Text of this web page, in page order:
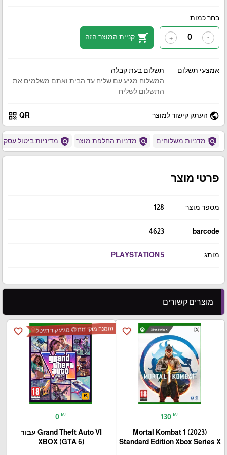
בחר כמות
-
+
shopping_cart קניית המוצר הזה
אמצעי תשלום
תשלום בעת קבלה
המשלוח מגיע עם שליח עד הבית ואתם משלמים את
התשלום לשליח
public העתק קישור למוצר QR
qr_code
policy מדניות משלוחים policy מדניות החלפת מוצר policy מדיניות ביטול
פרטי מוצר
מספר מוצר 128
barcode
4623
מותג PLAYSTATION 5
מוצרים קשורים
favorite_border
130 ₪
Mortal Kombat 1 (2023)
Standard Edition Xbox Series X
favorite_border הזמנה מוקדמת 😍 מגיע קוד דגיטלי
0 ₪
Grand Theft Auto VI עבור
(XBOX (GTA 6